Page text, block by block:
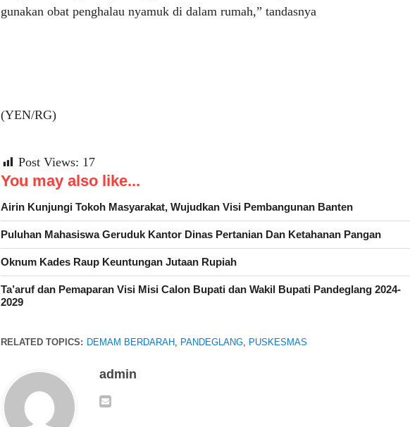
gunakan obat penghalau nyamuk di dalam rumah,” tandasnya
(YEN/RG)
Post Views: 17
You may also like...
Airin Kunjungi Tokoh Masyarakat, Wujudkan Visi Pembangunan Banten
Puluhan Mahasiswa Geruduk Kantor Dinas Pertanian Dan Ketahanan Pangan
Oknum Kades Raup Keuntungan Jutaan Rupiah
Ta’aruf dan Pemaparan Visi Misi Calon Bupati dan Wakil Bupati Pandeglang 2024-
2029
RELATED TOPICS: DEMAM BERDARAH, PANDEGLANG, PUSKESMAS
admin